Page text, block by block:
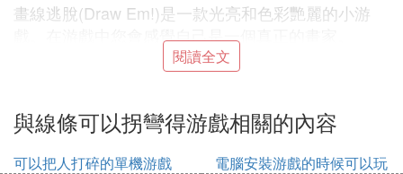
畫線逃脫(Draw Em!)是一款光亮和色彩艷麗的小游
戲。在游戲中您會感覺自己是一個真正的畫家。
在屏幕上用手指或陀螺儀控制圓圈，以避免與其他的
機屏幕上漂亮的色彩。
『伍』 用手點擊一下就會拐彎的游戲
閱讀全文
與線條可以拐彎得游戲相關的內容
可以把人打碎的單機游戲
電腦安裝游戲的時候可以玩